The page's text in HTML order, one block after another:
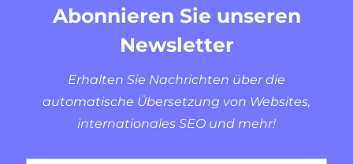
Abonnieren Sie unseren
Newsletter
Erhalten Sie Nachrichten über die
automatische Übersetzung von Websites,
internationales SEO und mehr!